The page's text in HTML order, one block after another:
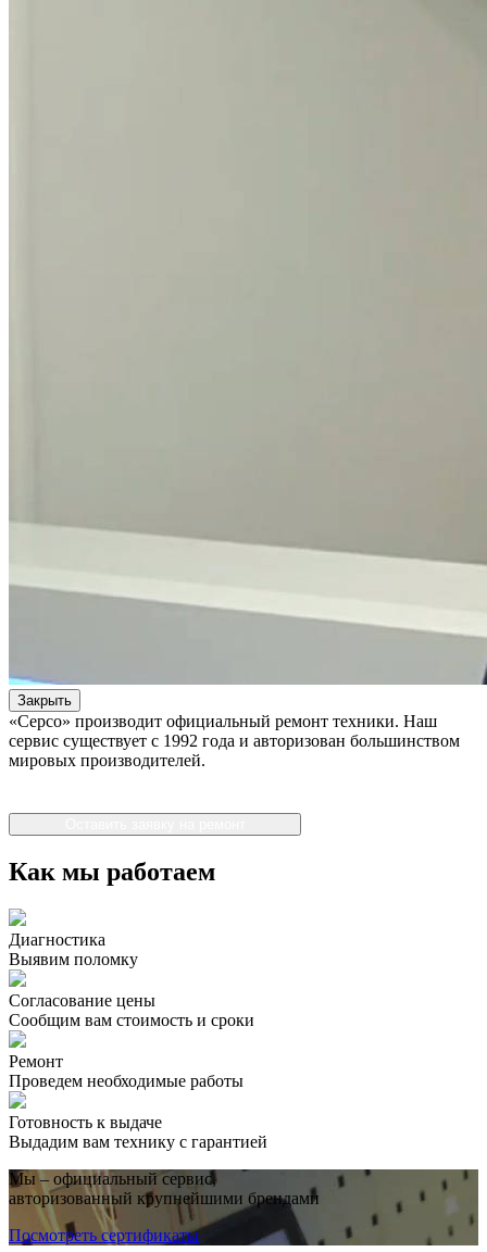
Закрыть
«Серсо» производит официальный ремонт техники. Наш
сервис существует с 1992 года и авторизован большинством
мировых производителей.
Как мы работаем
Диагностика
Выявим поломку
Согласование цены
Сообщим вам стоимость и сроки
Ремонт
Проведем необходимые работы
Готовность к выдаче
Выдадим вам технику с гарантией
Мы – официальный сервис,
авторизованный крупнейшими брендами
Посмотреть сертификаты